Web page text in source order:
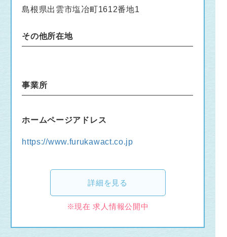
島根県出雲市塩冶町1612番地1
その他所在地
事業所
ホームページアドレス
https://www.furukawact.co.jp
詳細を見る
※現在 求人情報公開中